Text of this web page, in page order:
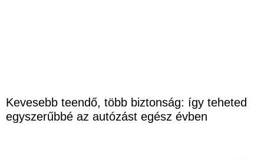
Kevesebb teendő, több biztonság: így teheted
egyszerűbbé az autózást egész évben